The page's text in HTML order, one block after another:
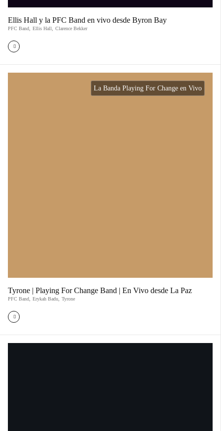
Ellis Hall y la PFC Band en vivo desde Byron Bay
PFC Band Ellis Hall Clarence Bekker
La Banda Playing For Change en Vivo
Tyrone | Playing For Change Band | En Vivo desde La Paz
PFC Band Erykah Badu Tyrone